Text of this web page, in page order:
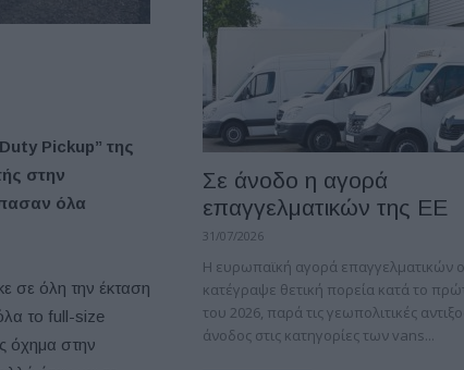
Pickup” της
στην
όλα
σε όλη την έκταση
το full-size
όχημα στην
Σε άνοδο η αγορά
επαγγελματικών της ΕΕ
31/07/2026
Η ευρωπαϊκή αγορά επαγγελματικών
κατέγραψε θετική πορεία κατά το
του 2026, παρά τις γεωπολιτικές
άνοδος στις κατηγορίες των vans...